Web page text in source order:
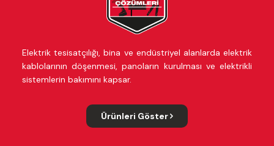
Elektrik tesisatçılığı, bina ve endüstriyel alanlarda elektrik
kablolarının döşenmesi, panoların kurulması ve elektrikli
sistemlerin bakımını kapsar.
Ürünleri Göster